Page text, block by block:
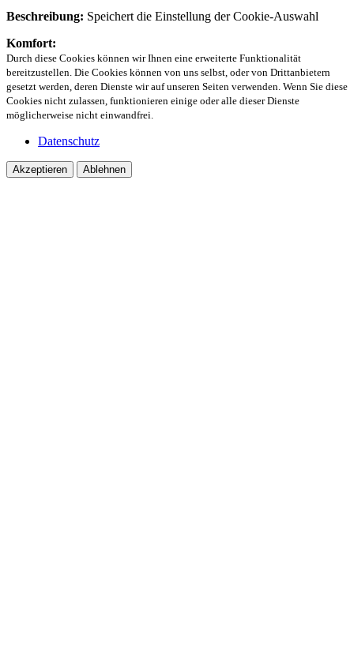
Beschreibung: Speichert die Einstellung der Cookie-Auswahl
Komfort:
Durch diese Cookies können wir Ihnen eine erweiterte Funktionalität
bereitzustellen. Die Cookies können von uns selbst, oder von Drittanbietern
gesetzt werden, deren Dienste wir auf unseren Seiten verwenden. Wenn Sie diese
Cookies nicht zulassen, funktionieren einige oder alle dieser Dienste
möglicherweise nicht einwandfrei.
Datenschutz
Akzeptieren Ablehnen